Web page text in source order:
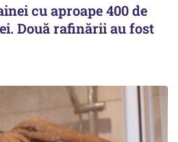
cu aproape 400 de
Două rafinării au fost